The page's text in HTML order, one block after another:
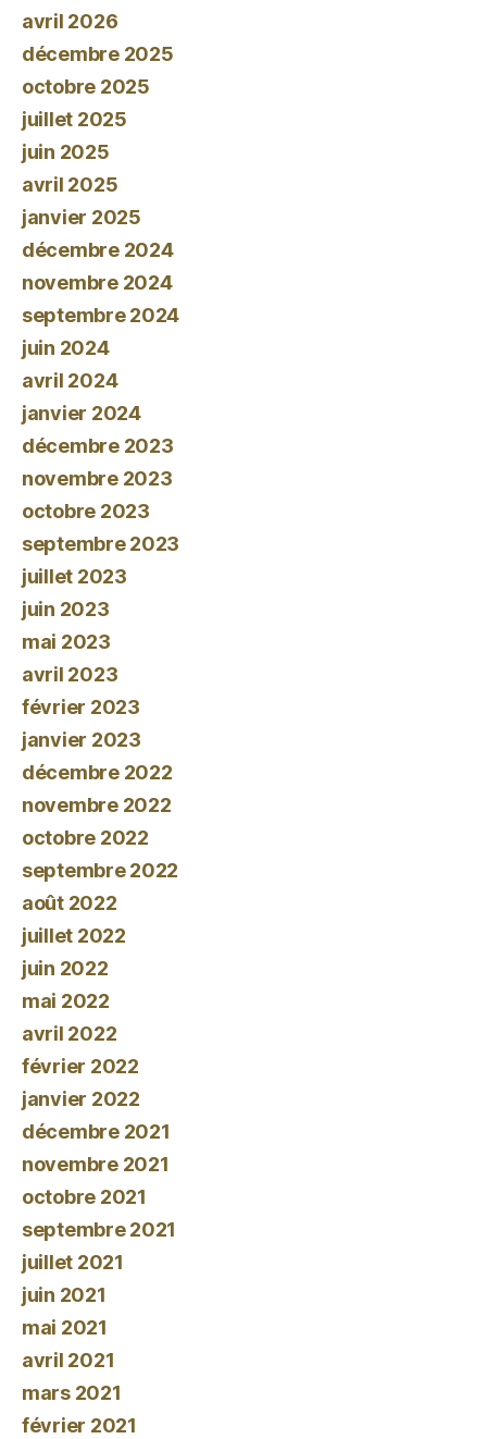
avril 2026
décembre 2025
octobre 2025
juillet 2025
juin 2025
avril 2025
janvier 2025
décembre 2024
novembre 2024
septembre 2024
juin 2024
avril 2024
janvier 2024
décembre 2023
novembre 2023
octobre 2023
septembre 2023
juillet 2023
juin 2023
mai 2023
avril 2023
février 2023
janvier 2023
décembre 2022
novembre 2022
octobre 2022
septembre 2022
août 2022
juillet 2022
juin 2022
mai 2022
avril 2022
février 2022
janvier 2022
décembre 2021
novembre 2021
octobre 2021
septembre 2021
juillet 2021
juin 2021
mai 2021
avril 2021
mars 2021
février 2021